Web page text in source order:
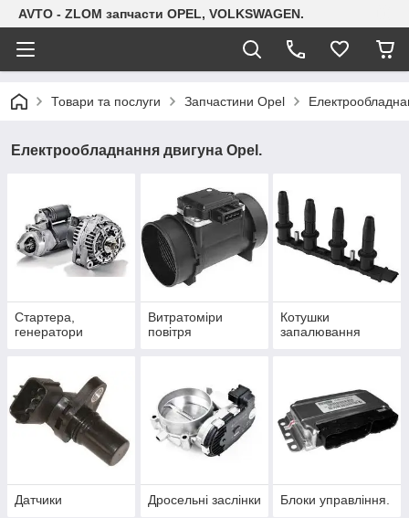
AVTO - ZLOM запчасти OPEL, VOLKSWAGEN.
Товари та послуги Запчастини Opel
Електрообладнання двигуна Opel.
Стартера,
генератори
Витратоміри
повітря
Котушки
запалювання
Датчики Дросельні заслінки Блоки управління.